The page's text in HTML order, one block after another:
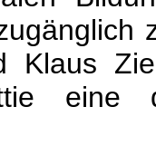
Klaus
eine